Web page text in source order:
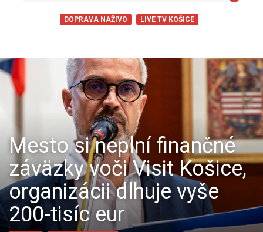
DOPRAVA NAŽIVO LIVE TV KOŠICE
Mesto si neplní finančné
záväzky voči Visit Košice,
organizácii dlhuje vyše
200-tisíc eur